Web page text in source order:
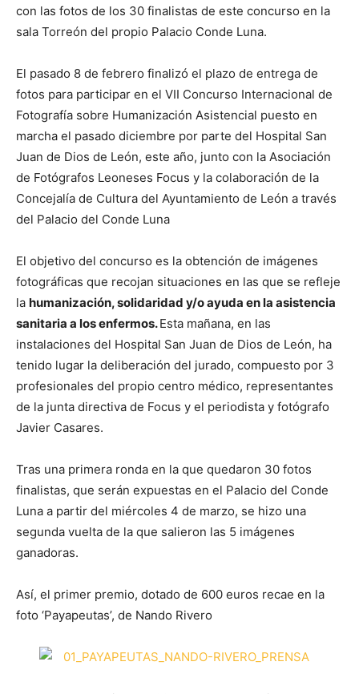
con las fotos de los 30 finalistas de este concurso en la
sala Torreón del propio Palacio Conde Luna.
El pasado 8 de febrero finalizó el plazo de entrega de
fotos para participar en el VII Concurso Internacional de
Fotografía sobre Humanización Asistencial puesto en
marcha el pasado diciembre por parte del Hospital San
Juan de Dios de León, este año, junto con la Asociación
de Fotógrafos Leoneses Focus y la colaboración de la
Concejalía de Cultura del Ayuntamiento de León a través
del Palacio del Conde Luna
El objetivo del concurso es la obtención de imágenes
fotográficas que recojan situaciones en las que se refleje
la humanización, solidaridad y/o ayuda en la asistencia
sanitaria a los enfermos.Esta mañana, en las
instalaciones del Hospital San Juan de Dios de León, ha
tenido lugar la deliberación del jurado, compuesto por 3
profesionales del propio centro médico, representantes
de la junta directiva de Focus y el periodista y fotógrafo
Javier Casares.
Tras una primera ronda en la que quedaron 30 fotos
finalistas, que serán expuestas en el Palacio del Conde
Luna a partir del miércoles 4 de marzo, se hizo una
segunda vuelta de la que salieron las 5 imágenes
ganadoras.
Así, el primer premio, dotado de 600 euros recae en la
foto ‘Payapeutas’, de Nando Rivero